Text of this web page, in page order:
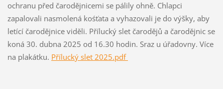
ochranu před čarodějnicemi se pálily ohně. Chlapci
zapalovali nasmolená kośťata a vyhazovali je do výšky, aby
letící čarodějnice viděli. Přílucký slet čarodějů a čarodějnic se
koná 30. dubna 2025 od 16.30 hodin. Sraz u úřadovny. Více
na plakátku. Přílucký slet 2025.pdf